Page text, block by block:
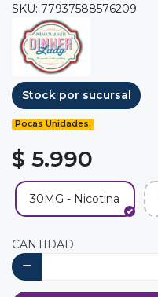
SKU: 77937588576209
Stock por sucursal
Pocas Unidades.
$ 5.990
30MG - Nicotina
CANTIDAD